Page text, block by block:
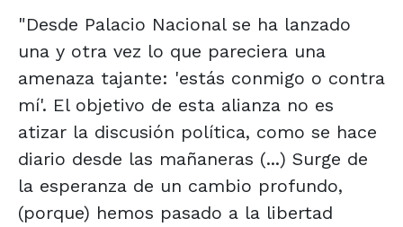
"Desde Palacio Nacional se ha lanzado
una y otra vez lo que pareciera una
amenaza tajante: 'estás conmigo o contra
mí'. El objetivo de esta alianza no es
atizar la discusión política, como se hace
diario desde las mañaneras (...) Surge de
la esperanza de un cambio profundo,
(porque) hemos pasado a la libertad